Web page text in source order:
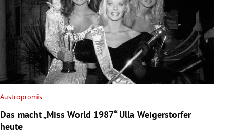
Austropromis
Das macht „Miss World 1987“ Ulla Weigerstorfer
heute